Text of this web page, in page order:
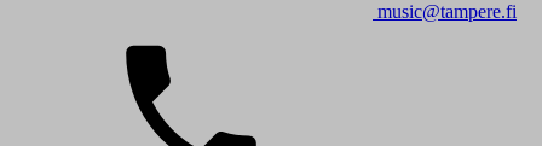
music@tampere.fi